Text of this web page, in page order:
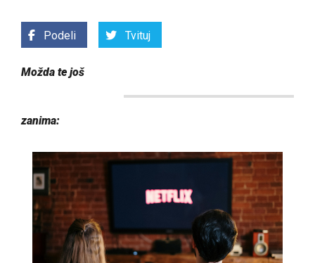
Podeli Tvituj
Možda te još
zanima: